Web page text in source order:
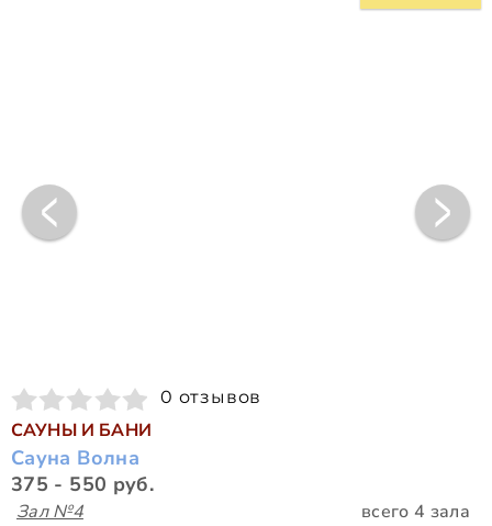
0 отзывов
САУНЫ И БАНИ
Сауна Волна
375 - 550 руб.
Зал №4 всего 4 зала